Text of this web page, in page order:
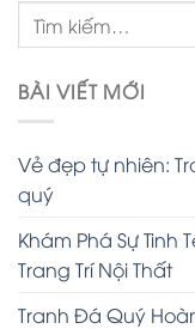
BÀI VIẾT MỚI
Vẻ đẹp tự nhiên:
quý
Khám Phá Sự Tinh
Trang Trí Nội Thất
Tranh Đá Quý